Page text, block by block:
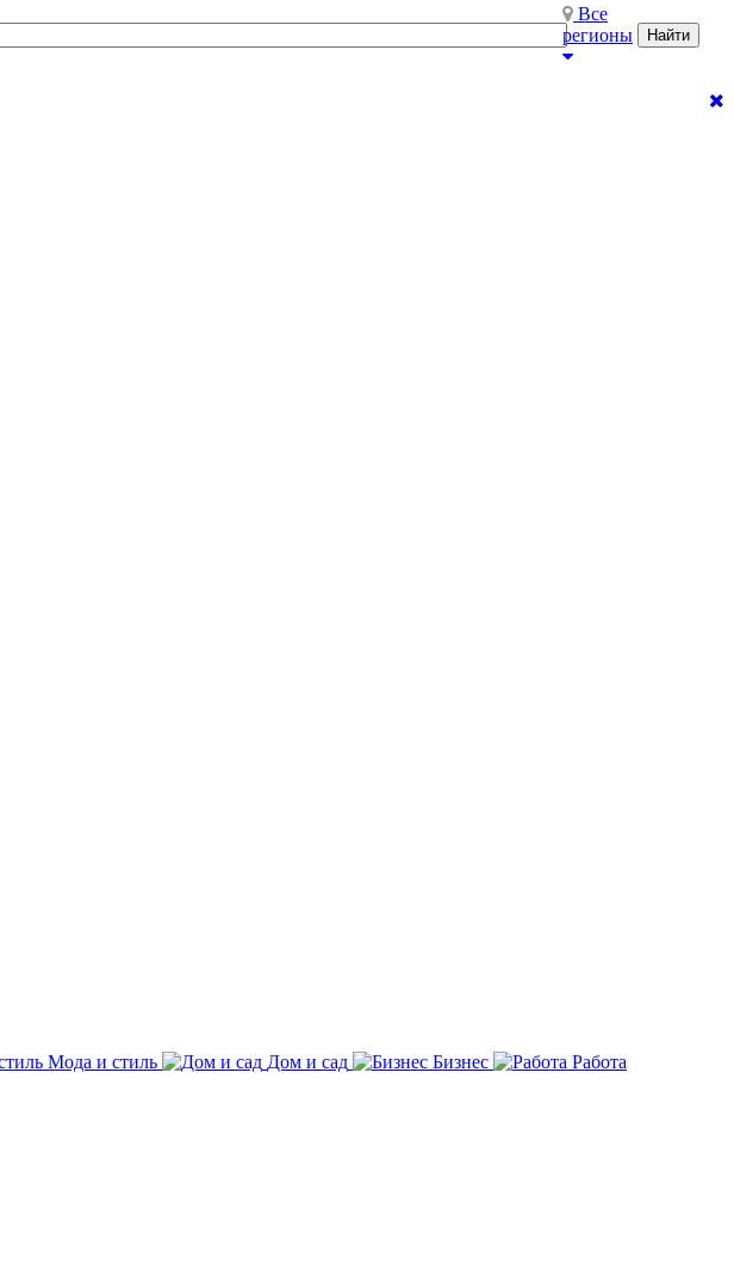
Все
регионы
Найти
Мода и стиль Дом и сад Бизнес
Работа